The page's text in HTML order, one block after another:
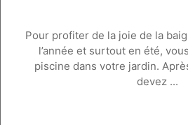
Pour profiter de la joie de la
l’année et surtout en été,
piscine dans votre jardin.
devez ...